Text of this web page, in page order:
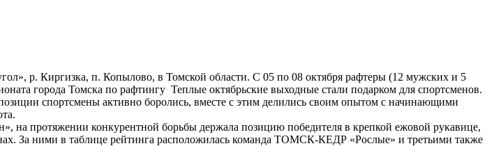
р. Киргизка, п. Копылово, в Томской области. С 05 по 08 октября рафтеры (12 мужских и 5
города Томска по рафтингу Теплые октябрьские выходные стали подарком для спортсменов.
спортсмены активно боролись, вместе с этим делились своим опытом с начинающими
протяжении конкурентной борьбы держала позицию победителя в крепкой ежовой рукавице,
За ними в таблице рейтинга расположилась команда ТОМСК-КЕДР «Рослые» и третьими также